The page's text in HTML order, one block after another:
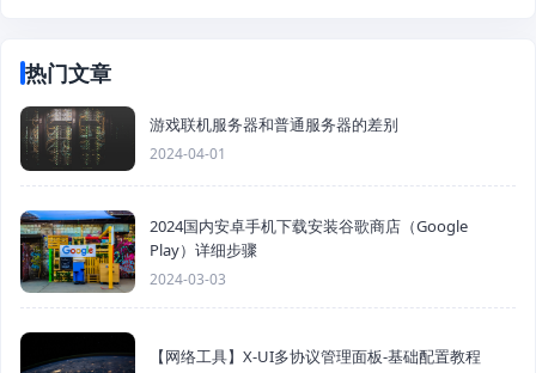
热门文章
游戏联机服务器和普通服务器的差别
2024-04-01
2024国内安卓手机下载安装谷歌商店（Google
Play）详细步骤
2024-03-03
【网络工具】X-UI多协议管理面板-基础配置教程